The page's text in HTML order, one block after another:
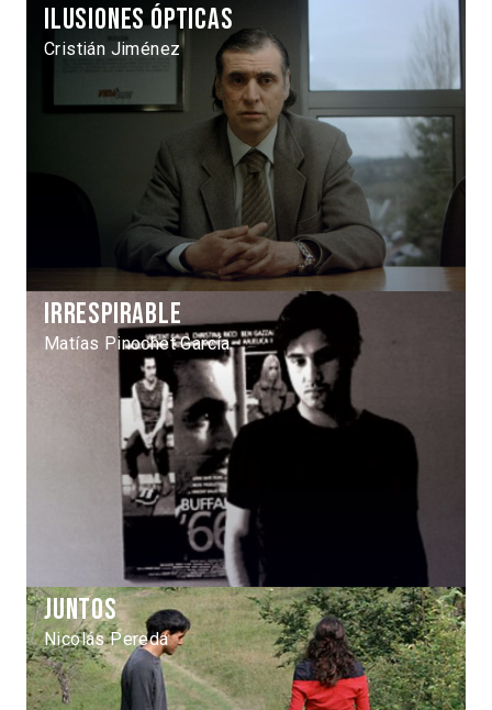
Ilusiones ópticas
Cristián Jiménez
Irrespirable
Matías Pinochet García
Juntos
Nicolás Pereda